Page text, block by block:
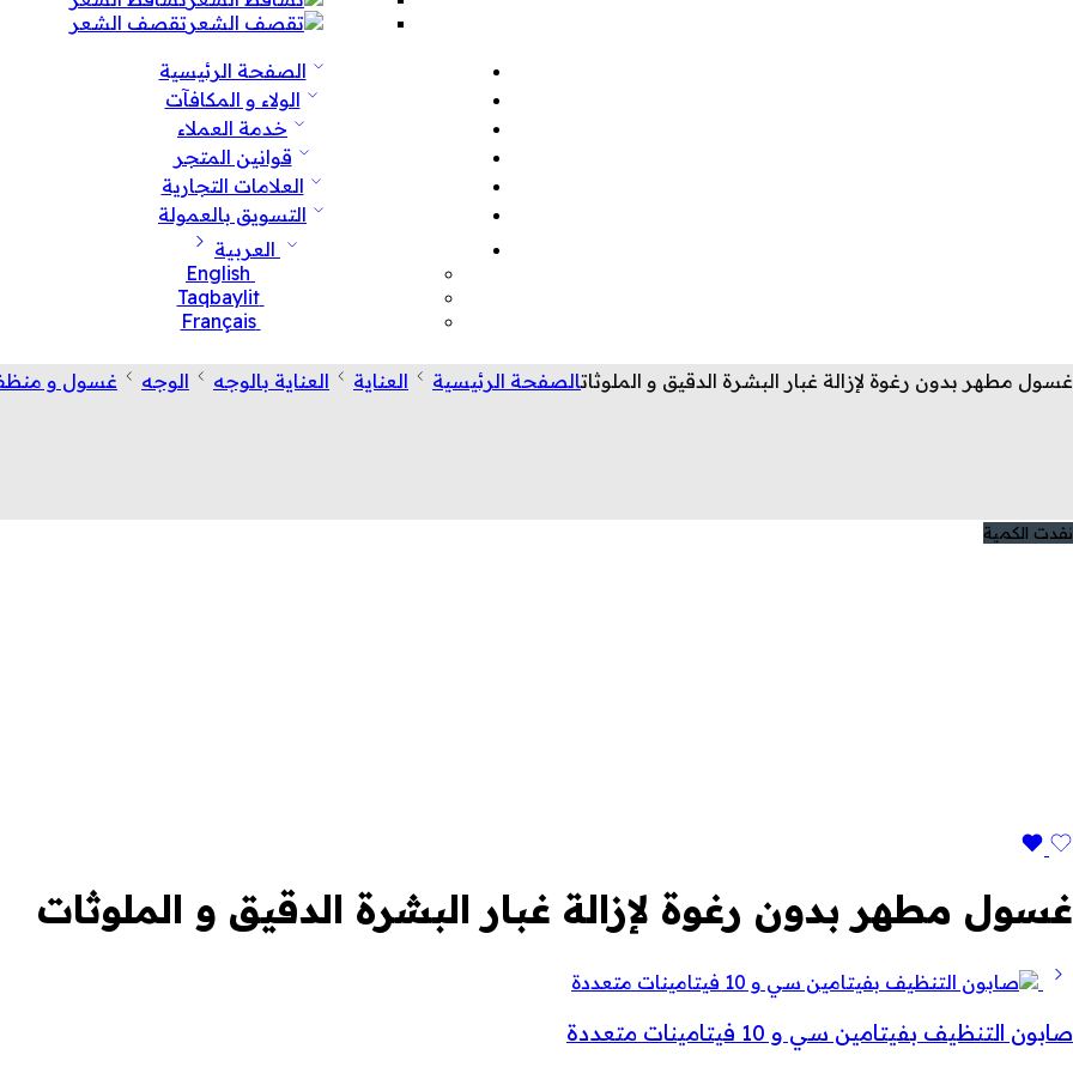
تقصف الشعر
الصفحة الرئيسية
الولاء و المكافآت
خدمة العملاء
قوانين المتجر
العلامات التجارية
التسويق بالعمولة
العربية
English
Taqbaylit
Français
غسول مطهر بدون رغوة لإزالة غبار البشرة الدقيق و الملوثاتالصفحة الرئيسية العناية العناية بالوجه الوجه غسول و
نفدت الكمية
غسول مطهر بدون رغوة لإزالة غبار البشرة الدقيق و الملوثات
صابون التنظيف بفيتامين سي و 10 فيتامينات متعددة